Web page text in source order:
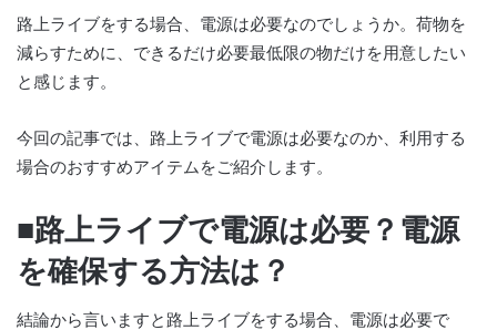
路上ライブをする場合、電源は必要なのでしょうか。荷物を
減らすために、できるだけ必要最低限の物だけを用意したい
と感じます。
今回の記事では、路上ライブで電源は必要なのか、利用する
場合のおすすめアイテムをご紹介します。
■路上ライブで電源は必要？電源
を確保する方法は？
結論から言いますと路上ライブをする場合、電源は必要で